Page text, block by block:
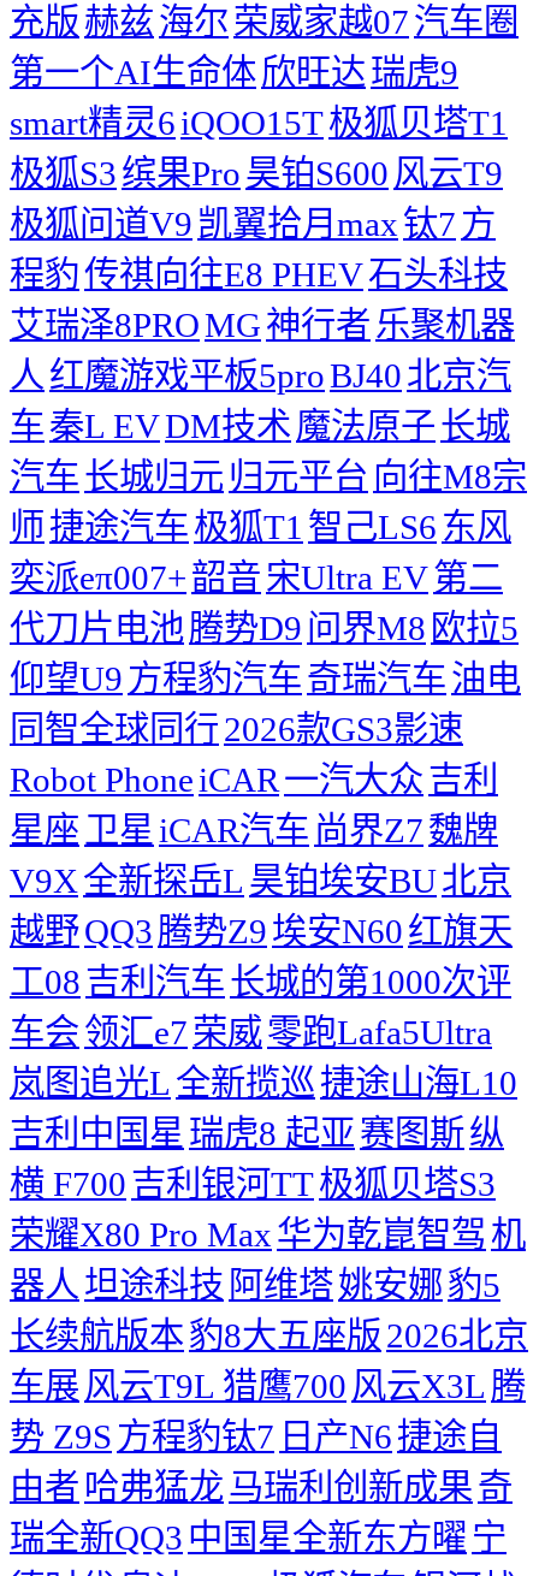
充版赫兹海尔荣威家越07汽车圈
第一个AI生命体欣旺达瑞虎9
smart精灵6iQOO15T极狐贝塔T1
极狐S3缤果Pro昊铂S600 风云T9
极狐问道V9 凯翼拾月max钛7 方
程豹传祺向往E8 PHEV石头科技
艾瑞泽8PROMG神行者 乐聚机器
人 红魔游戏平板5proBJ40北京汽
车秦L EVDM技术 魔法原子长城
汽车长城归元 归元平台 向往M8宗
师 捷途汽车极狐T1 智己LS6 东风
奕派eπ007+韶音 宋Ultra EV第二
代刀片电池腾势D9 问界M8 欧拉5
仰望U9 方程豹汽车奇瑞汽车油电
同智全球同行2026款GS3影速
Robot PhoneiCAR一汽大众吉利
星座 卫星 iCAR汽车 尚界Z7魏牌
V9X全新探岳L 昊铂埃安BU北京
越野QQ3腾势Z9埃安N60红旗天
工08吉利汽车长城的第1000次评
车会领汇e7荣威零跑Lafa5Ultra
岚图追光L 全新揽巡捷途山海L10
吉利中国星 瑞虎8 起亚赛图斯纵
横 F700吉利银河TT极狐贝塔S3
荣耀X80 Pro Max华为乾崑智驾 机
器人 坦途科技 阿维塔姚安娜豹5
长续航版本豹8大五座版2026北京
车展 风云T9L 猎鹰700 风云X3L 腾
势 Z9S 方程豹钛7 日产N6捷途自
由者 哈弗猛龙马瑞利创新成果奇
瑞全新QQ3 中国星全新东方曜 宁